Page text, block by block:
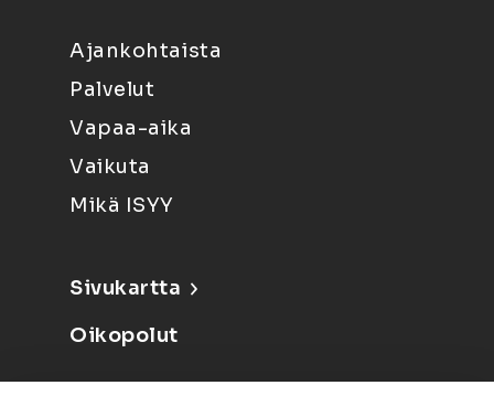
Ajankohtaista
Palvelut
Vapaa-aika
Vaikuta
Mikä ISYY
Sivukartta
Oikopolut